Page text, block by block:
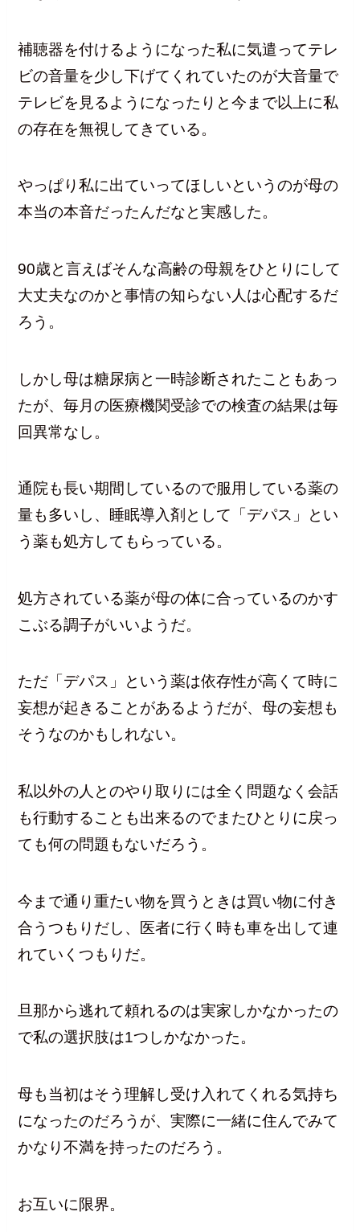
補聴器を付けるようになった私に気遣ってテレ
ビの音量を少し下げてくれていたのが大音量で
テレビを見るようになったりと今まで以上に私
の存在を無視してきている。
やっぱり私に出ていってほしいというのが母の
本当の本音だったんだなと実感した。
90歳と言えばそんな高齢の母親をひとりにして
大丈夫なのかと事情の知らない人は心配するだ
ろう。
しかし母は糖尿病と一時診断されたこともあっ
たが、毎月の医療機関受診での検査の結果は毎
回異常なし。
通院も長い期間しているので服用している薬の
量も多いし、睡眠導入剤として「デパス」とい
う薬も処方してもらっている。
処方されている薬が母の体に合っているのかす
こぶる調子がいいようだ。
ただ「デパス」という薬は依存性が高くて時に
妄想が起きることがあるようだが、母の妄想も
そうなのかもしれない。
私以外の人とのやり取りには全く問題なく会話
も行動することも出来るのでまたひとりに戻っ
ても何の問題もないだろう。
今まで通り重たい物を買うときは買い物に付き
合うつもりだし、医者に行く時も車を出して連
れていくつもりだ。
旦那から逃れて頼れるのは実家しかなかったの
で私の選択肢は1つしかなかった。
母も当初はそう理解し受け入れてくれる気持ち
になったのだろうが、実際に一緒に住んでみて
かなり不満を持ったのだろう。
お互いに限界。